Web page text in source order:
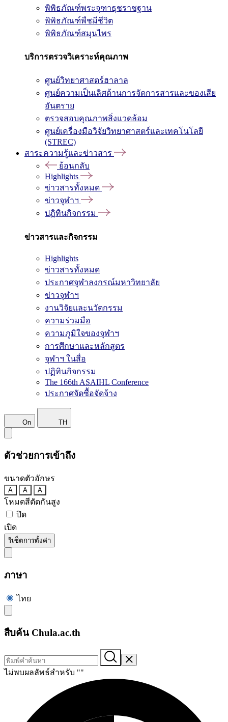
พิพิธภัณฑ์พระจุฑาธุชราชฐาน
พิพิธภัณฑ์พืชมีชีวิต
พิพิธภัณฑ์สมุนไพร
บริการตรวจวิเคราะห์คุณภาพ
ศูนย์วิทยาศาสตร์ฮาลาล
ศูนย์ความเป็นเลิศด้านการจัดการสารและของเสีย
อันตราย
ตรวจสอบคุณภาพสิ่งแวดล้อม
ศูนย์เครื่องมือวิจัยวิทยาศาสตร์และเทคโนโลยี
(STREC)
สาระความรู้และข่าวสาร
ย้อนกลับ
Highlights
ข่าวสารทั้งหมด
ข่าวจุฬาฯ
ปฏิทินกิจกรรม
ข่าวสารและกิจกรรม
Highlights
ข่าวสารทั้งหมด
ประกาศจุฬาลงกรณ์มหาวิทยาลัย
ข่าวจุฬาฯ
งานวิจัยและนวัตกรรม
ความร่วมมือ
ความภูมิใจของจุฬาฯ
การศึกษาและหลักสูตร
จุฬาฯ ในสื่อ
ปฏิทินกิจกรรม
The 166th ASAIHL Conference
ประกาศจัดซื้อจัดจ้าง
On TH
ตัวช่วยการเข้าถึง
ขนาดตัวอักษร
A A A
โหมดสีตัดกันสูง
ปิด
เปิด
รีเซ็ตการตั้งค่า
ภาษา
ไทย
สืบค้น Chula.ac.th
ไม่พบผลลัพธ์สำหรับ ""